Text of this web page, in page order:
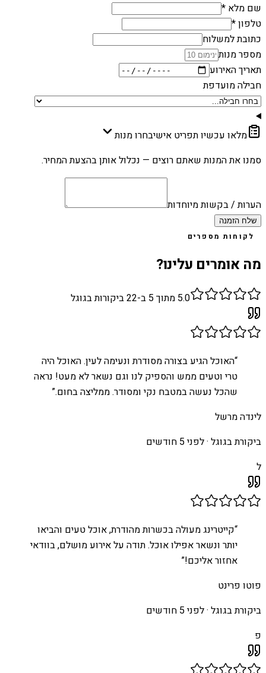
שם מלא *
טלפון *
כתובת למשלוח
מספר מנות
תאריך האירוע
חבילה מועדפת
מלאו עכשיו תפריט אישיבחרו מנות
סמנו את המנות שאתם רוצים — נכלול אותן בהצעת המחיר.
הערות / בקשות מיוחדות
שלח הזמנה
לקוחות מספרים
מה אומרים עלינו?
5.0 מתוך 5 ב- 22ביקורות בגוגל
“האוכל הגיע בצורה מסודרת ונעימה לעין. האוכל היה
טרי וטעים ממש והספיק לנו וגם נשאר לא מעט! נראה
שהכל נעשה במטבח נקי ומסודר. ממליצה בחום.”
לינדה מרשל
ביקורת בגוגל ·לפני 5 חודשים
ל
“קייטרינג מעולה בכשרות מהודרת, אוכל טעים והביאו
יותר ונשאר אפילו אוכל. תודה על אירוע מושלם, בוודאי
אחזור אליכם!”
פוטו פרינט
ביקורת בגוגל ·לפני 5 חודשים
פ